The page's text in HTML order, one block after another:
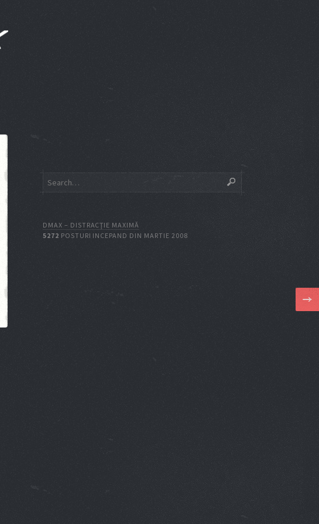
DMAX – DISTRACŢIE MAXIMĂ
5272 POSTURI INCEPAND DIN MARTIE 2008